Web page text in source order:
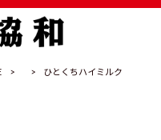
> > ひとくちハイミルク